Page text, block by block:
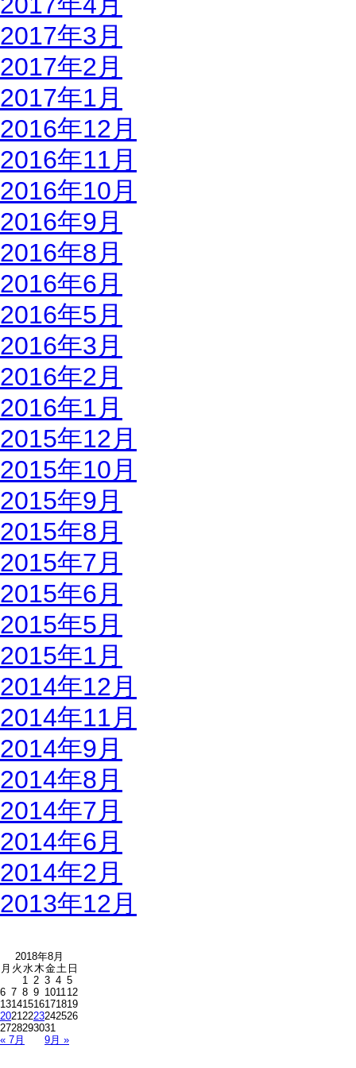
2017年3月
2017年2月
2017年1月
2016年12月
2016年11月
2016年10月
2016年9月
2016年8月
2016年6月
2016年5月
2016年3月
2016年2月
2016年1月
2015年12月
2015年10月
2015年9月
2015年8月
2015年7月
2015年6月
2015年5月
2015年1月
2014年12月
2014年11月
2014年9月
2014年8月
2014年7月
2014年6月
2014年2月
2013年12月
2018年8月
月 火 水木金土 日
« 7月 9月 »
1 2 3 4 5
6 7 8 9 101112
13141516171819
20212223242526
2728293031